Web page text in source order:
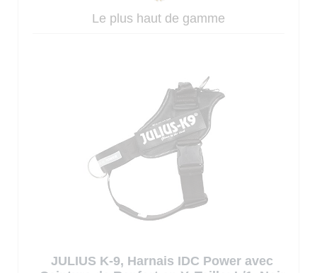
Le plus haut de gamme
JULIUS K-9, Harnais IDC Power avec